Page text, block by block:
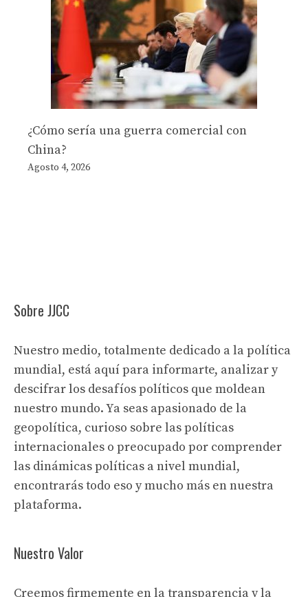
¿Cómo sería una guerra comercial con
China?
Agosto 4, 2026
Sobre JJCC
Nuestro medio, totalmente dedicado a la política
mundial, está aquí para informarte, analizar y
descifrar los desafíos políticos que moldean
nuestro mundo. Ya seas apasionado de la
geopolítica, curioso sobre las políticas
internacionales o preocupado por comprender
las dinámicas políticas a nivel mundial,
encontrarás todo eso y mucho más en nuestra
plataforma.
Nuestro Valor
Creemos firmemente en la transparencia y la